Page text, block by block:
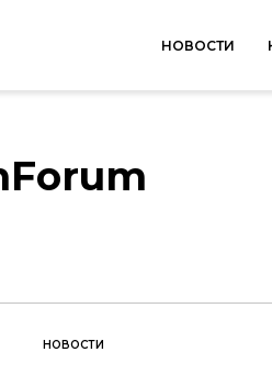
НОВОСТИ
НОВОСТИ